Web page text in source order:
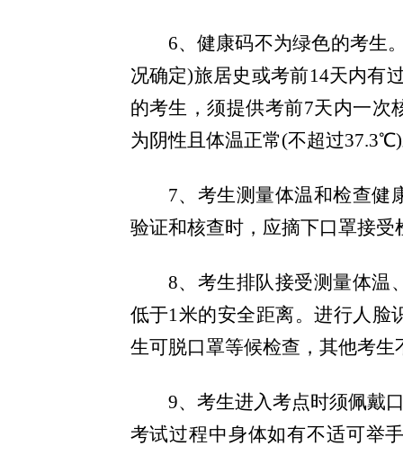
6、健康码不为绿色的考生
况确定)旅居史或考前14天内有
的考生，须提供考前7天内一次
为阴性且体温正常(不超过
7、考生测量体温和检查健
验证和核查时，应摘下口罩接受
8、考生排队接受测量体温
低于1米的安全距离。进行人脸
生可脱口罩等候检查，其他考生
9、考生进入考点时须佩戴
考试过程中身体如有不适可举